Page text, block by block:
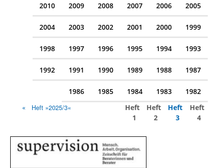
2010 2009 2008 2007 2006 2005
2004 2003 2002 2001 2000 1999
1998 1997 1996 1995 1994 1993
1992 1991 1990 1989 1988 1987
1986 1985 1984 1983 1982
Heft »2025/3«
Heft
1
Heft
2
Heft
3
Heft
4